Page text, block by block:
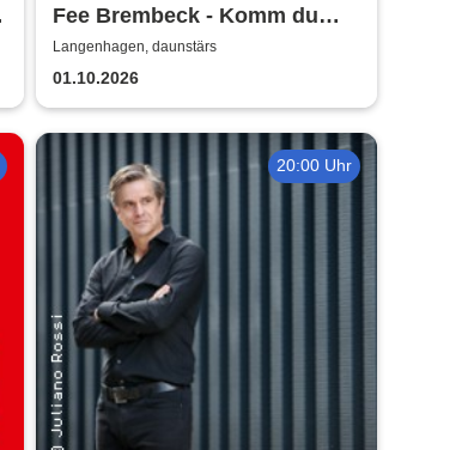
Fee Brembeck - Komm du
erst mal aus meinem Alter!
Langenhagen, daunstärs
01.10.2026
20:00 Uhr